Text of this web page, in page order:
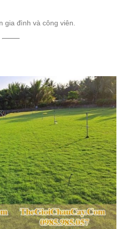
gia đình và công viên.